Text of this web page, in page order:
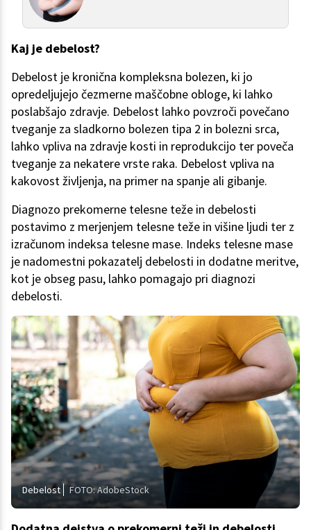
Kaj je debelost?
Debelost je kronična kompleksna bolezen, ki jo
opredeljujejo čezmerne maščobne obloge, ki lahko
poslabšajo zdravje. Debelost lahko povzroči povečano
tveganje za sladkorno bolezen tipa 2 in bolezni srca,
lahko vpliva na zdravje kosti in reprodukcijo ter poveča
tveganje za nekatere vrste raka. Debelost vpliva na
kakovost življenja, na primer na spanje ali gibanje.
Diagnozo prekomerne telesne teže in debelosti
postavimo z merjenjem telesne teže in višine ljudi ter z
izračunom indeksa telesne mase. Indeks telesne mase
je nadomestni pokazatelj debelosti in dodatne meritve,
kot je obseg pasu, lahko pomagajo pri diagnozi
debelosti.
Debelost FOTO: AdobeStock